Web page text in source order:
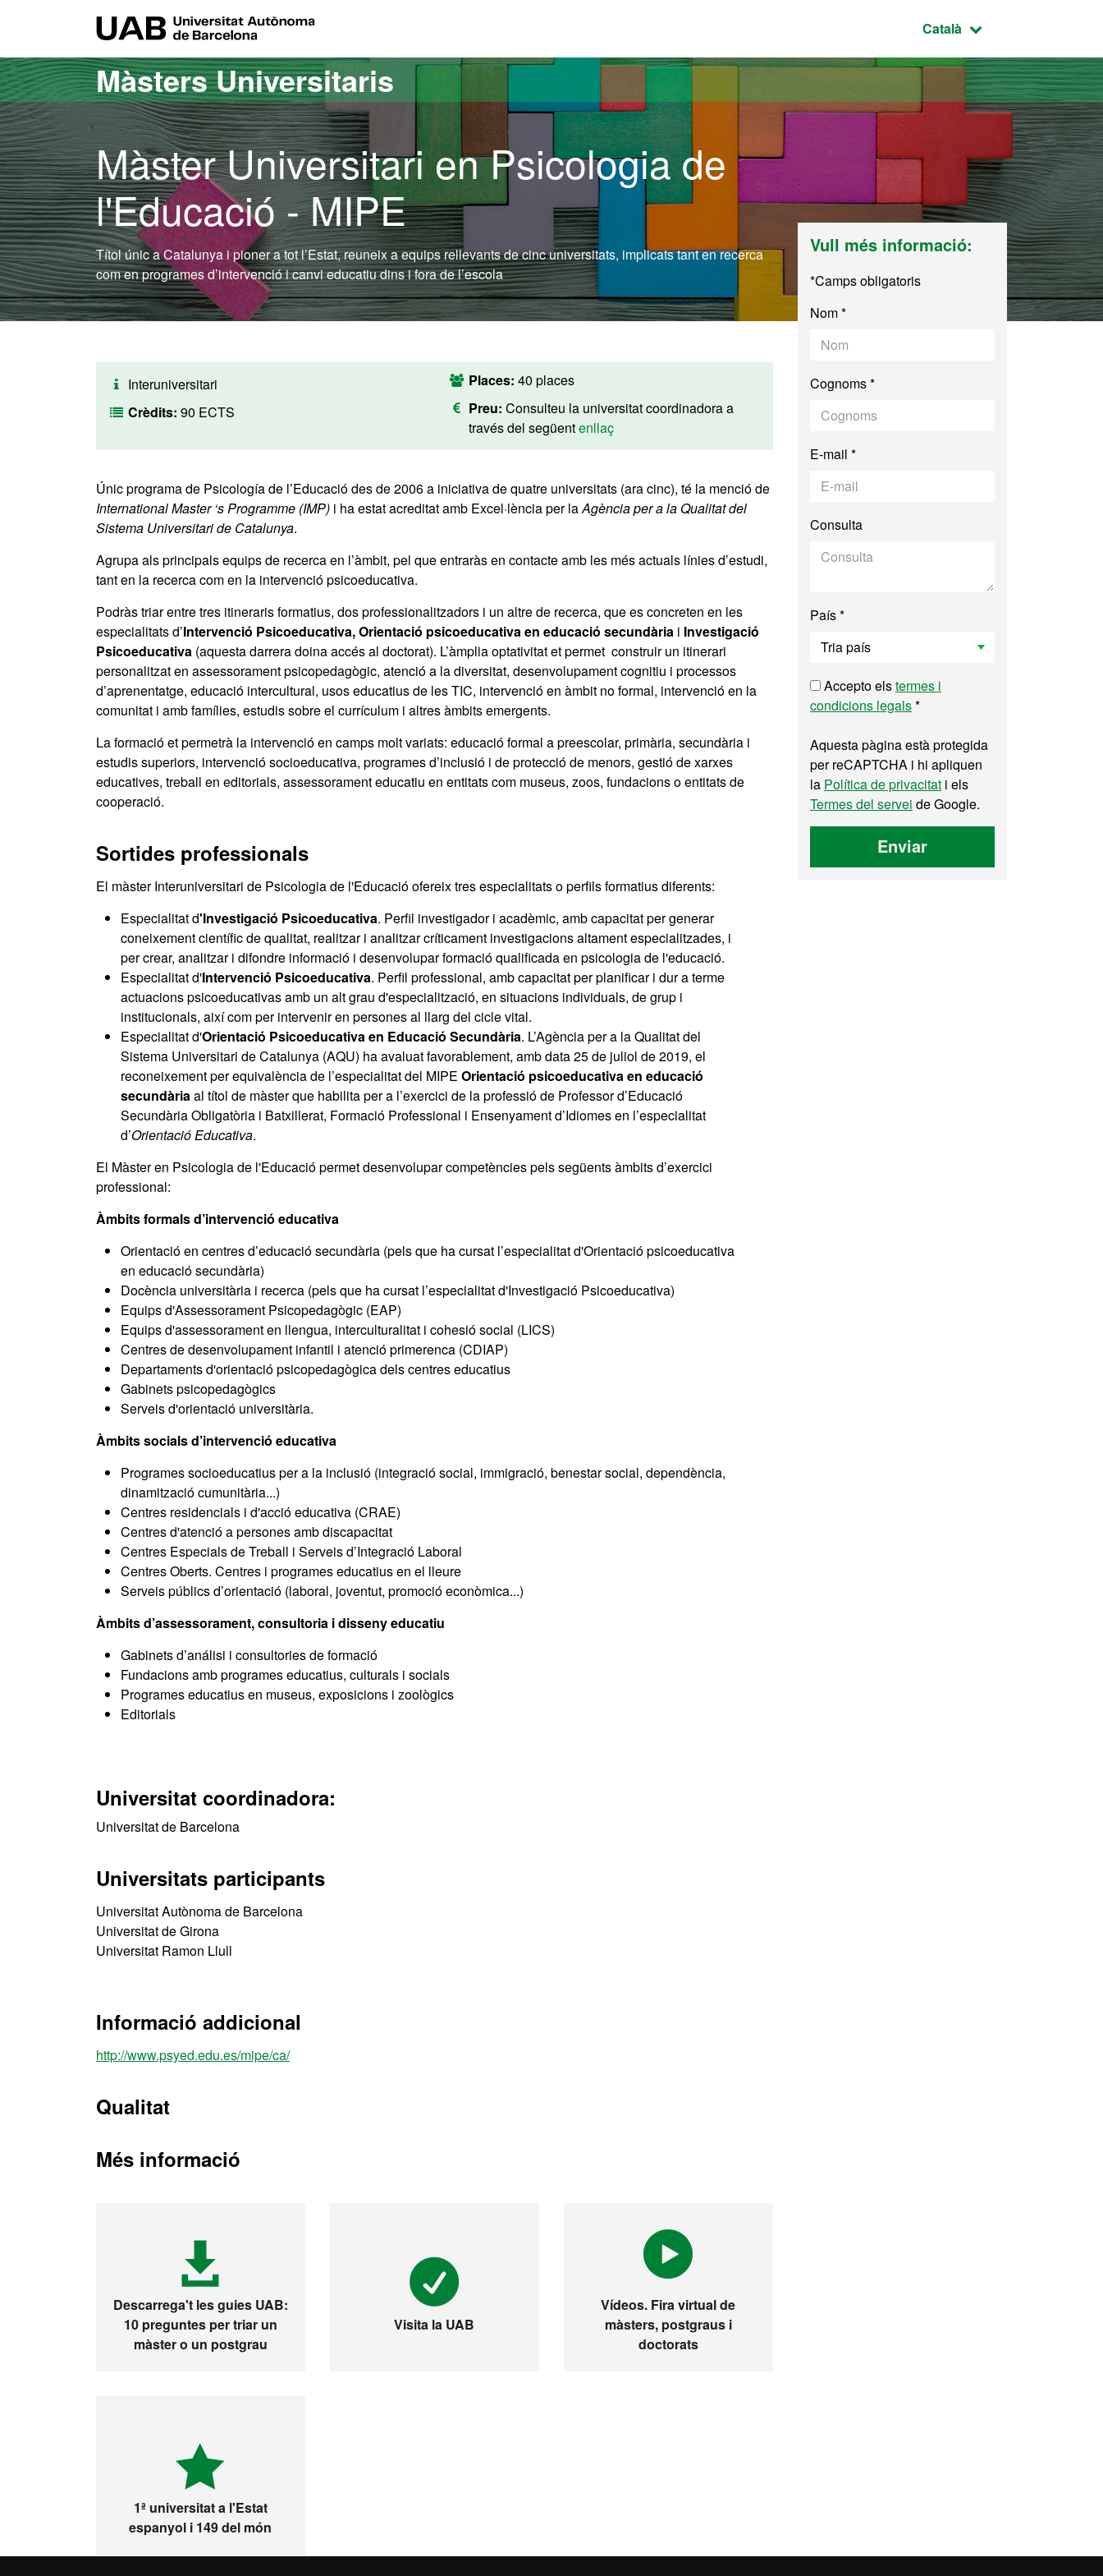
Idioma seleccionat:
Català
Màsters Universitaris
Màster Universitari en Psicologia de
l'Educació - MIPE
Títol únic a Catalunya i pioner a tot l’Estat, reuneix a equips rellevants de cinc universitats, implicats tant en recerca
com en programes d’intervenció i canvi educatiu dins i fora de l’escola
Interuniversitari
Crèdits: 90 ECTS
Places: 40 places
Preu: Consulteu la universitat coordinadora a
través del següentenllaç
Únic programa de Psicología de l’Educació des de 2006 a iniciativa de quatre universitats (ara cinc), té la menció de
International Master ‘s Programme (IMP) i ha estat acreditat amb Excel·lència per laAgència per a la Qualitat del
Sistema Universitari de Catalunya.
Agrupa als principals equips de recerca en l’àmbit, pel que entraràs en contacte amb les més actuals línies d’estudi,
tant en la recerca com en la intervenció psicoeducativa.
Podràs triar entre tres itineraris formatius, dos professionalitzadors i un altre de recerca, que es concreten en les
especialitats d’Intervenció Psicoeducativa, Orientació psicoeducativa en educació secundària i Investigació
Psicoeducativa (aquesta darrera doina accés al doctorat). L’àmplia optativitat et permet construir un itinerari
personalitzat en assessorament psicopedagògic, atenció a la diversitat, desenvolupament cognitiu i processos
d’aprenentatge, educació intercultural, usos educatius de les TIC, intervenció en àmbit no formal, intervenció en la
comunitat i amb famílies, estudis sobre el currículum i altres àmbits emergents.
La formació et permetrà la intervenció en camps molt variats: educació formal a preescolar, primària, secundària i
estudis superiors, intervenció socioeducativa, programes d’inclusió i de protecció de menors, gestió de xarxes
educatives, treball en editorials, assessorament educatiu en entitats com museus, zoos, fundacions o entitats de
cooperació.
Sortides professionals
El màster Interuniversitari de Psicologia de l'Educació ofereix tres especialitats o perfils formatius diferents:
Especialitat d'Investigació Psicoeducativa. Perfil investigador i acadèmic, amb capacitat per generar
coneixement científic de qualitat, realitzar i analitzar críticament investigacions altament especialitzades, i
per crear, analitzar i difondre informació i desenvolupar formació qualificada en psicologia de l'educació.
Especialitat d'Intervenció Psicoeducativa. Perfil professional, amb capacitat per planificar i dur a terme
actuacions psicoeducativas amb un alt grau d'especialització, en situacions individuals, de grup i
institucionals, així com per intervenir en persones al llarg del cicle vital.
Especialitat d'Orientació Psicoeducativa en Educació Secundària. L’Agència per a la Qualitat del
Sistema Universitari de Catalunya (AQU) ha avaluat favorablement, amb data 25 de juliol de 2019, el
reconeixement per equivalència de l’especialitat del MIPE Orientació psicoeducativa en educació
secundàriaal títol de màster que habilita per a l’exercici de la professió de Professor d’Educació
Secundària Obligatòria i Batxillerat, Formació Professional i Ensenyament d’Idiomes en l’especialitat
d’Orientació Educativa.
El Màster en Psicologia de l'Educació permet desenvolupar competències pels següents àmbits d’exercici
professional:
Àmbits formals d’intervenció educativa
Orientació en centres d’educació secundària (pels que ha cursat l’especialitat d'Orientació psicoeducativa
en educació secundària)
Docència universitària i recerca (pels que ha cursat l’especialitat d'Investigació Psicoeducativa)
Equips d'Assessorament Psicopedagògic (EAP)
Equips d'assessorament en llengua, interculturalitat i cohesió social (LICS)
Centres de desenvolupament infantil i atenció primerenca (CDIAP)
Departaments d'orientació psicopedagògica dels centres educatius
Gabinets psicopedagògics
Serveis d'orientació universitària.
Àmbits socials d’intervenció educativa
Programes socioeducatius per a la inclusió (integració social, immigració, benestar social, dependència,
dinamització cumunitària...)
Centres residencials i d'acció educativa (CRAE)
Centres d'atenció a persones amb discapacitat
Centres Especials de Treball i Serveis d’Integració Laboral
Centres Oberts. Centres i programes educatius en el lleure
Serveis públics d’orientació (laboral, joventut, promoció econòmica...)
Àmbits d’assessorament, consultoria i disseny educatiu
Gabinets d’análisi i consultories de formació
Fundacions amb programes educatius, culturals i socials
Programes educatius en museus, exposicions i zoològics
Editorials
Universitat coordinadora:
Universitat de Barcelona
Universitats participants
Universitat Autònoma de Barcelona
Universitat de Girona
Universitat Ramon Llull
Informació addicional
http://www.psyed.edu.es/mipe/ca/
Qualitat
Més informació
Descarrega't les guies UAB:
10 preguntes per triar un
màster o un postgrau
Visita la UAB
Vídeos. Fira virtual de
màsters, postgraus i
doctorats
1ª universitat a l'Estat
espanyol i 149 del món
Vull més informació:
*Camps obligatoris
Nom *
Cognoms *
E-mail *
Consulta
País *
Accepto elstermes i
condicions legals*
Aquesta pàgina està protegida
per reCAPTCHA i hi apliquen
la Política de privacitat i els
Termes del servei de Google.
Enviar